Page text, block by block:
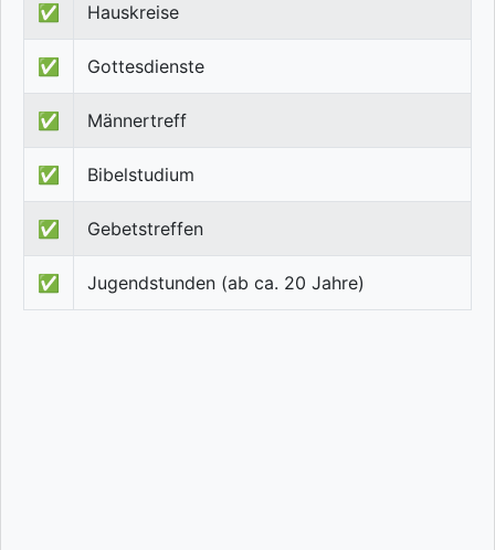
✅ Hauskreise
✅ Gottesdienste
✅ Männertreff
✅ Bibelstudium
✅ Gebetstreffen
✅ Jugendstunden (ab ca. 20 Jahre)